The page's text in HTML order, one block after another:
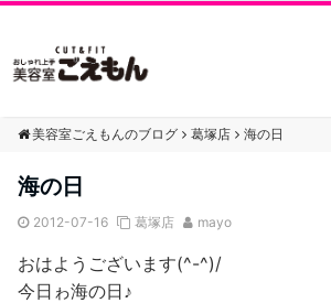
美容室ごえもんのブログ 葛塚店 海の日
海の日
2012-07-16 葛塚店 mayo
おはようございます(^-^)/
今日ゎ海の日♪